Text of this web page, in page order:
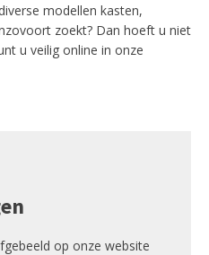
modellen kasten,
zoekt? Dan hoeft u niet
u veilig online in onze
op onze website